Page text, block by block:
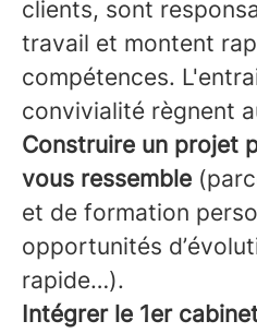
clients, sont
travail et montent
compétences.
convivialité règnent
Construire un projet
vous ressemble
et de formation
opportunités
rapide…).
Intégrer le 1er